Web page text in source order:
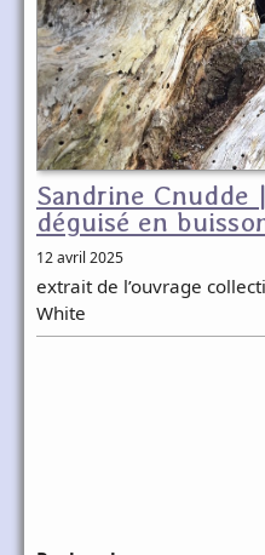
Sandrine Cnudde
déguisé en
12 avril 2025
extrait de l’ouvrage
White